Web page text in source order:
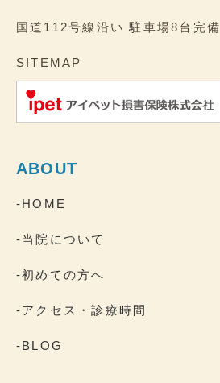
国道112号線沿い 駐車場8台完備
SITEMAP
ABOUT
-HOME
-当院について
-初めての方へ
-アクセス・診療時間
-BLOG